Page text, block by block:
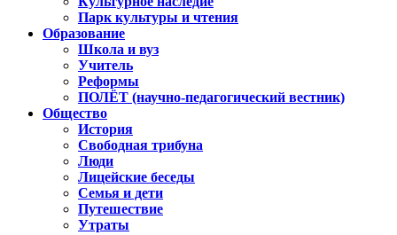
Парк культуры и чтения
Образование
Школа и вуз
Учитель
Реформы
ПОЛЁТ (научно-педагогический вестник)
Общество
История
Свободная трибуна
Люди
Лицейские беседы
Семья и дети
Путешествие
Утраты